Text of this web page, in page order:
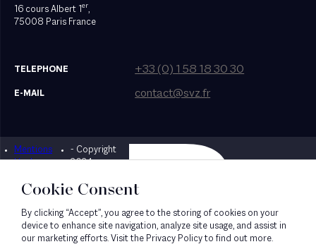
16 cours Albert 1er,
75008 Paris France
TELEPHONE +33 (0) 1 58 18 30 30
E-MAIL contact@svz.fr
Mentions
légales
- Copyright
2024
Designed by Bonhomme
Cookie Consent
By clicking “Accept”, you agree to the storing of cookies on your
device to enhance site navigation, analyze site usage, and assist in
our marketing efforts. Visit the Privacy Policy to find out more.